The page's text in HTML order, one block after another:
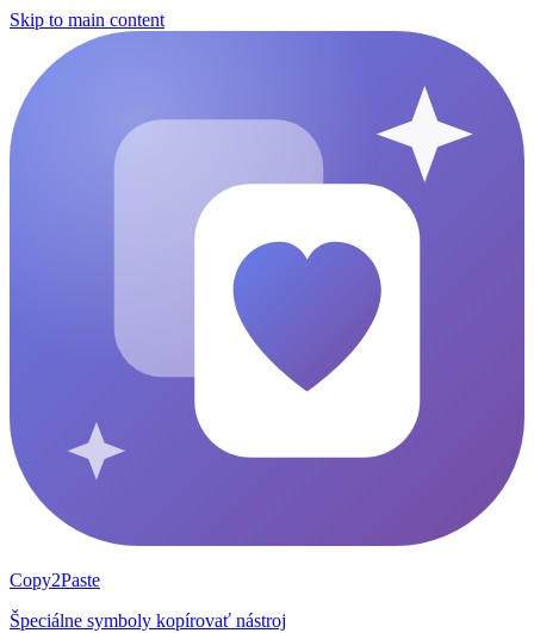
Skip to main content
Copy2Paste
Špeciálne symboly kopírovať nástroj